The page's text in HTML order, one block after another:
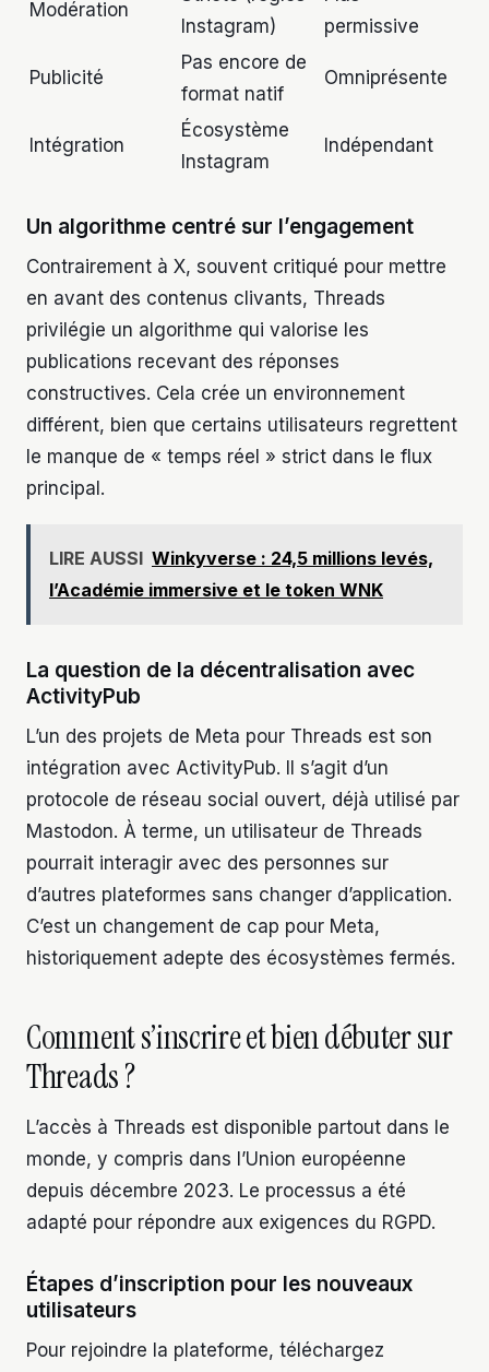
Modération
Instagram)
permissive
Publicité
Pas encore de
format natif
Omniprésente
Intégration
Écosystème
Instagram
Indépendant
Un algorithme centré sur l’engagement
Contrairement à X, souvent critiqué pour mettre
en avant des contenus clivants, Threads
privilégie un algorithme qui valorise les
publications recevant des réponses
constructives. Cela crée un environnement
différent, bien que certains utilisateurs regrettent
le manque de « temps réel » strict dans le flux
principal.
LIRE AUSSI Winkyverse : 24,5 millions levés,
l’Académie immersive et le token WNK
La question de la décentralisation avec
ActivityPub
L’un des projets de Meta pour Threads est son
intégration avec ActivityPub. Il s’agit d’un
protocole de réseau social ouvert, déjà utilisé par
Mastodon. À terme, un utilisateur de Threads
pourrait interagir avec des personnes sur
d’autres plateformes sans changer d’application.
C’est un changement de cap pour Meta,
historiquement adepte des écosystèmes fermés.
Comment s’inscrire et bien débuter sur
Threads ?
L’accès à Threads est disponible partout dans le
monde, y compris dans l’Union européenne
depuis décembre 2023. Le processus a été
adapté pour répondre aux exigences du RGPD.
Étapes d’inscription pour les nouveaux
utilisateurs
Pour rejoindre la plateforme, téléchargez